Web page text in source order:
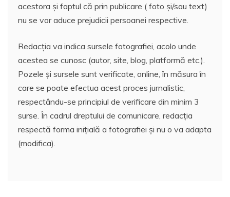
acestora și faptul că prin publicare ( foto și/sau text)
nu se vor aduce prejudicii persoanei respective.
Redacția va indica sursele fotografiei, acolo unde
acestea se cunosc (autor, site, blog, platformă etc.).
Pozele și sursele sunt verificate, online, în măsura în
care se poate efectua acest proces jurnalistic,
respectându-se principiul de verificare din minim 3
surse. În cadrul dreptului de comunicare, redacția
respectă forma inițială a fotografiei și nu o va adapta
(modifica).